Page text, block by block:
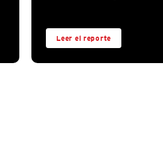
Leer el reporte